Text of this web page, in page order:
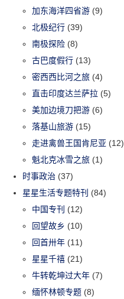
加东海洋四省游 (9)
北极纪行 (39)
南极探险 (8)
古巴度假行 (13)
密西西比河之旅 (4)
直击印度达兰萨拉 (5)
美加边境刀把游 (6)
落基山旅游 (15)
走进禽兽王国肯尼亚 (12)
魁北克冰雪之旅 (1)
时事政治 (37)
星星生活专题特刊 (84)
中国专刊 (12)
回望故乡 (10)
回首卅年 (11)
星星千禧 (21)
牛转乾坤过大年 (7)
缅怀林顿专题 (8)